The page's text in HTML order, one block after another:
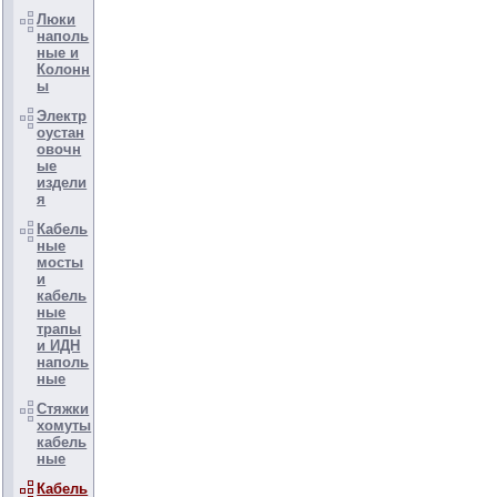
Люки
наполь
ные и
Колонн
ы
Электр
оустан
овочн
ые
издели
я
Кабель
ные
мосты
и
кабель
ные
трапы
и ИДН
наполь
ные
Стяжки
хомуты
кабель
ные
Кабель